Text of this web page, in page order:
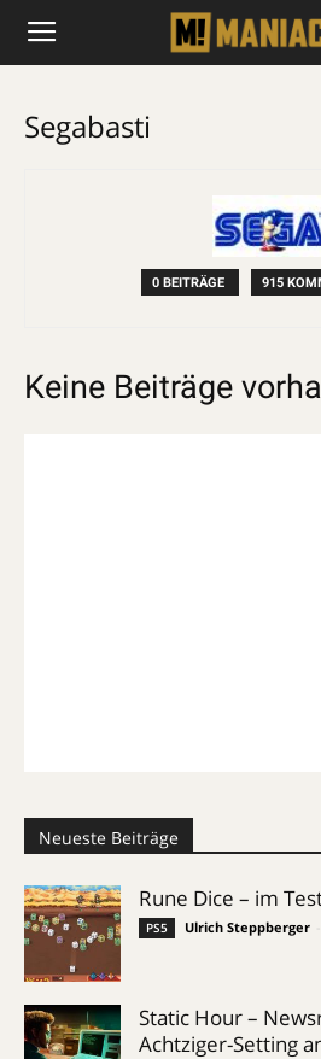
Segabasti
0 BEITRÄGE 915
Keine Beiträge
Neueste Beiträge
Rune Dice – im
PS5 Ulrich Steppberger
Static Hour –
Achtziger-Setting